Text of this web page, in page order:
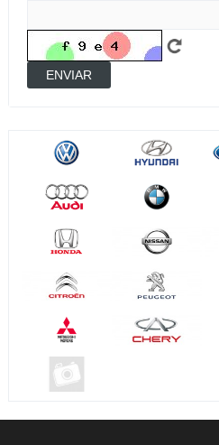
ENVIAR